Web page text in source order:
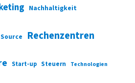
Nachhaltigkeit
Rechenzentren
Start-up Steuern Technologien